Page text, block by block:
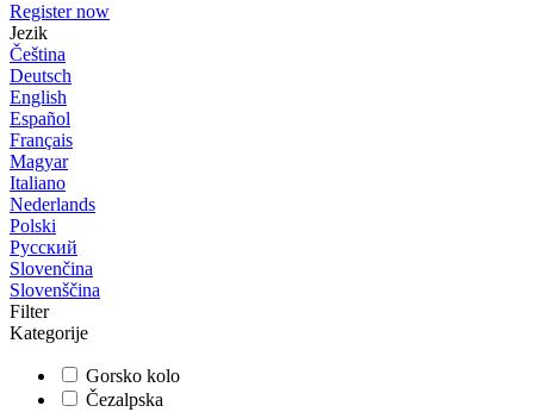
Register now
Jezik
Čeština
Deutsch
English
Español
Français
Magyar
Italiano
Nederlands
Polski
Русский
Slovenčina
Slovenščina
Filter
Kategorije
Gorsko kolo
Čezalpska